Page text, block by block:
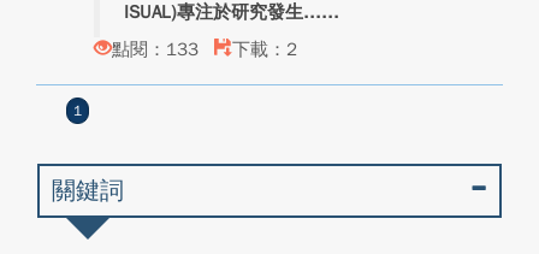
ISUAL)專注於研究發生...
點閱：133
下載：2
1
關鍵詞